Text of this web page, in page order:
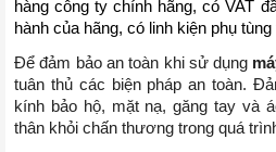
hàng công ty chính hãng, có VAT
hành của hãng, có linh kiện phụ tùng
Để đảm bảo an toàn khi sử dụng
tuân thủ các biện pháp an toàn.
kính bảo hộ, mặt nạ, găng tay và
thân khỏi chấn thương trong quá